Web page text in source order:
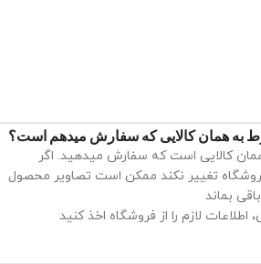
به همان کالایی که سفارش میدهم است؟
کالایی است که سفارش میدهید. اگر
تغییر نکند ممکن است تصاویر محصول
بماند
لازم را از فروشگاه اخذ کنید